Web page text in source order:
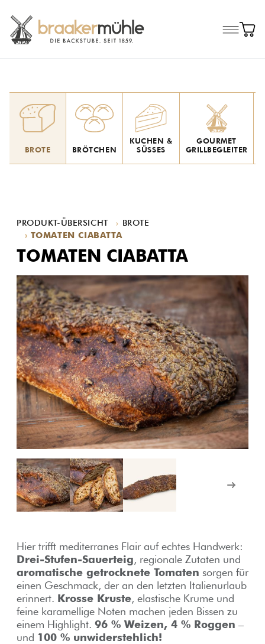
BROTE BRÖTCHEN
KUCHEN &
SÜSSES
GOURMET
GRILLBEGLEITER
PRODUKT-ÜBERSICHT
BROTE
TOMATEN CIABATTA
TOMATEN CIABATTA
Weiter
Hier trifft mediterranes Flair auf echtes Handwerk:
Drei-Stufen-Sauerteig, regionale Zutaten und
aromatische getrocknete Tomaten sorgen für
einen Geschmack, der an den letzten Italienurlaub
erinnert. Krosse Kruste, elastische Krume und
feine karamellige Noten machen jeden Bissen zu
einem Highlight. 96 % Weizen, 4 % Roggen –
und 100 % unwiderstehlich!